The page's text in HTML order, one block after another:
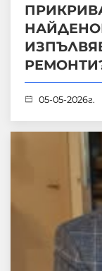
05-05-2026г.